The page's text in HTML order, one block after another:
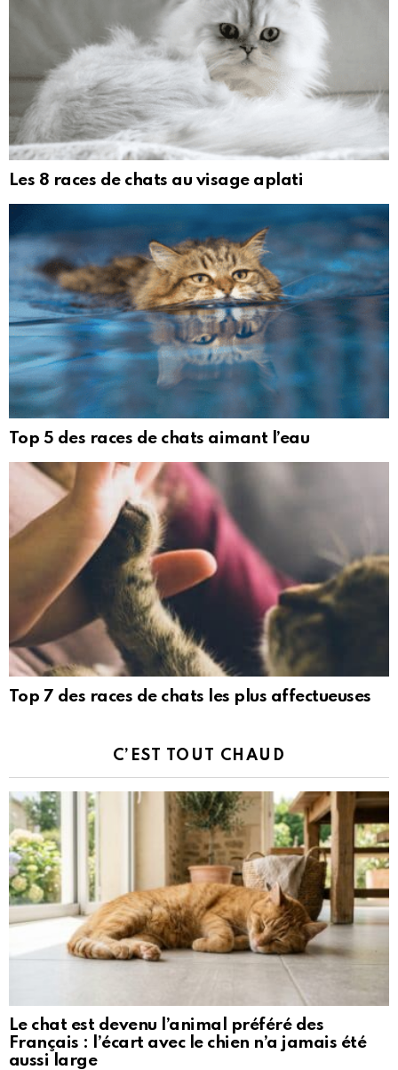
Les 8 races de chats au visage aplati
Top 5 des races de chats aimant l’eau
Top 7 des races de chats les plus affectueuses
C’EST TOUT CHAUD
Le chat est devenu l’animal préféré des
Français : l’écart avec le chien n’a jamais été
aussi large